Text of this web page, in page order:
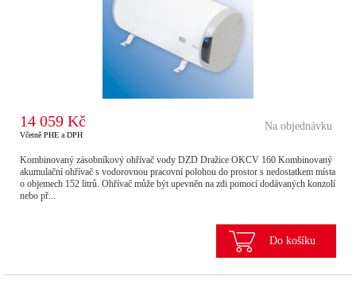
14 059 Kč
Včetně PHE a DPH
Na objednávku
Kombinovaný zásobníkový ohřívač vody DZD Dražice OKCV 160 Kombinovaný
akumulační ohřívač s vodorovnou pracovní polohou do prostor s nedostatkem místa
o objemech 152 litrů. Ohřívač může být upevněn na zdi pomocí dodávaných konzolí
nebo př...
Do košíku